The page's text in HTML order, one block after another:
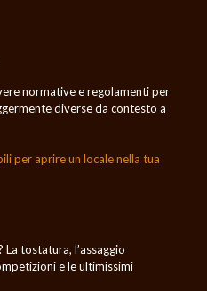
normative e regolamenti per
diverse da contesto a
per aprire un locale nella tua
tostatura, l’assaggio
e le ultimissimi